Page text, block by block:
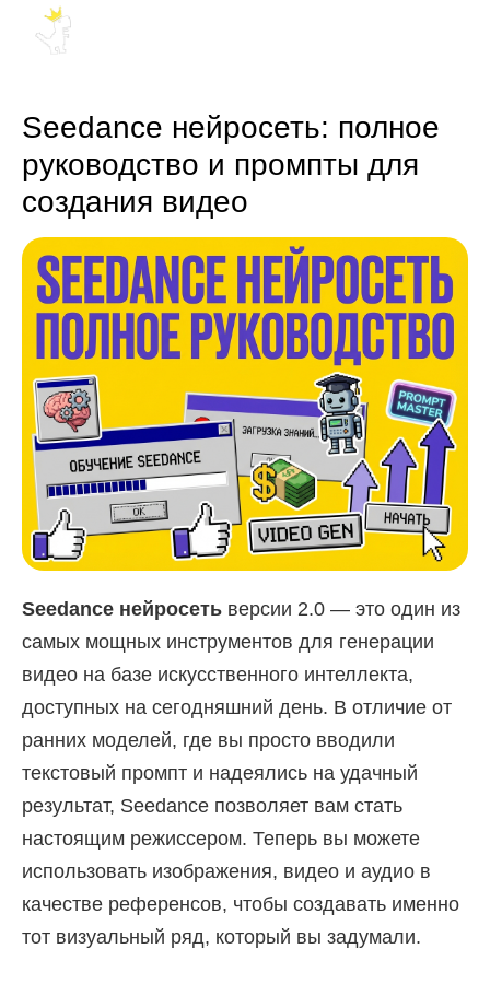
Seedance нейросеть: полное
руководство и промпты для
создания видео
Seedance нейросеть версии 2.0 — это один из
самых мощных инструментов для генерации
видео на базе искусственного интеллекта,
доступных на сегодняшний день. В отличие от
ранних моделей, где вы просто вводили
текстовый промпт и надеялись на удачный
результат, Seedance позволяет вам стать
настоящим режиссером. Теперь вы можете
использовать изображения, видео и аудио в
качестве референсов, чтобы создавать именно
тот визуальный ряд, который вы задумали.